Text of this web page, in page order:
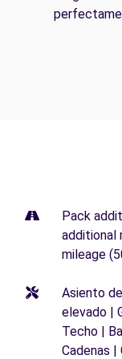
Pack
additional
mileage
Asiento
elevado |
Techo |
Cadenas |